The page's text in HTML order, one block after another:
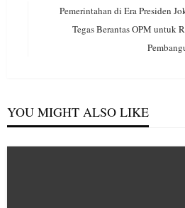
Pemerintahan di Era Presiden
Tegas Berantas OPM untuk
YOU MIGHT ALSO LIKE